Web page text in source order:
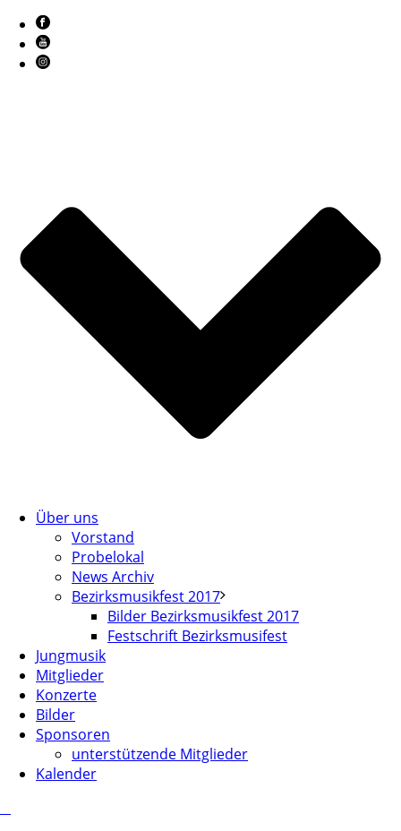
Über uns
Vorstand
Probelokal
News Archiv
Bezirksmusikfest 2017
Bilder Bezirksmusikfest 2017
Festschrift Bezirksmusifest
Jungmusik
Mitglieder
Konzerte
Bilder
Sponsoren
unterstützende Mitglieder
Kalender